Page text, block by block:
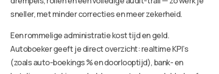
sneller, met minder correcties en meer zekerheid.
Een rommelige administratie kost tijd en geld.
Autoboeker geeft je direct overzicht: realtime KPI’s
(zoals auto-boekings % en doorlooptijd), bank- en